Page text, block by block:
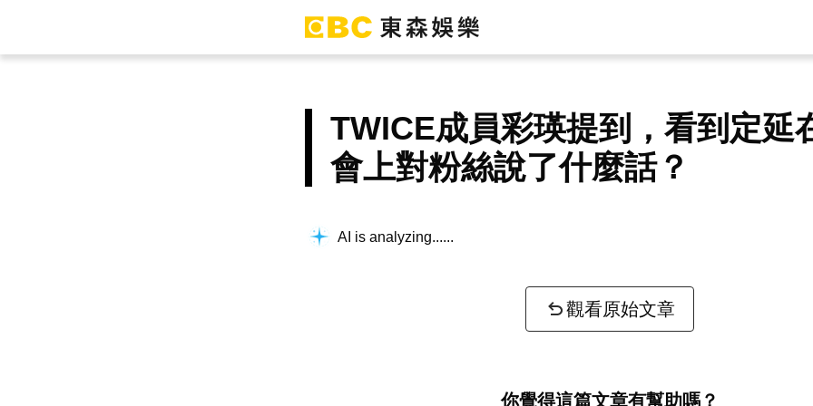
TWICE成員彩瑛提到，看到定延
會上對粉絲說了什麼話？
AI is analyzing...
觀看原始文章
你覺得這篇文章有幫助嗎？